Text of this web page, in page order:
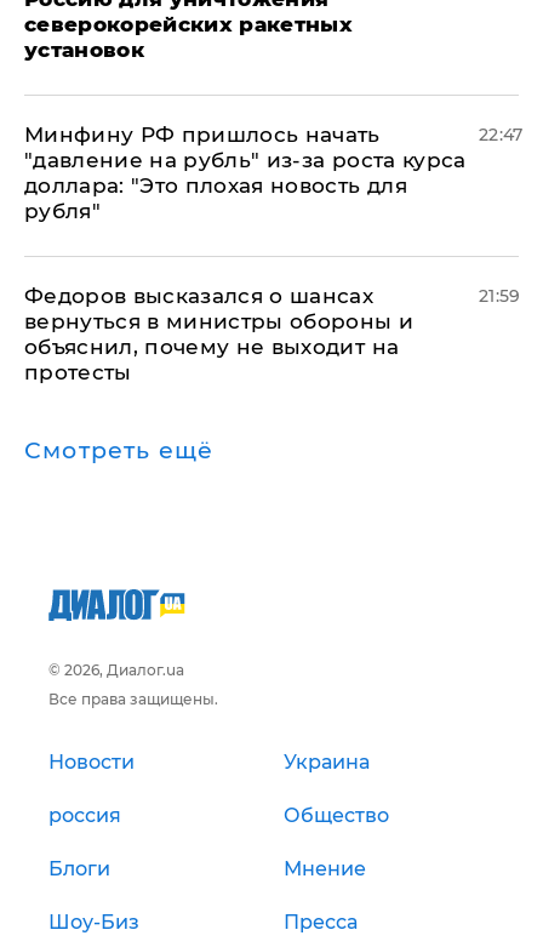
северокорейских ракетных
установок
Минфину РФ пришлось начать
"давление на рубль" из-за роста курса
доллара: "Это плохая новость для
рубля"
22:47
Федоров высказался о шансах
вернуться в министры обороны и
объяснил, почему не выходит на
протесты
21:59
Смотреть ещё
© 2026, Диалог.ua
Все права защищены.
Новости Украина
россия Общество
Блоги Мнение
Шоу-Биз Пресса